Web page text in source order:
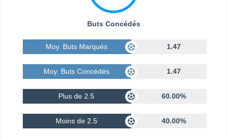
Buts Concédés
Moy. Buts Marqués 1.47
Moy. Buts Concédés 1.47
Plus de 2.5 60.00%
Moins de 2.5 40.00%